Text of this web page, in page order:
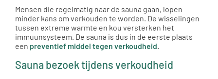
Mensen die regelmatig naar de sauna gaan, lopen
minder kans om verkouden te worden. De wisselingen
tussen extreme warmte en kou versterken het
immuunsysteem. De sauna is dus in de eerste plaats
een preventief middel tegen verkoudheid
Sauna bezoek tijdens verkoudheid